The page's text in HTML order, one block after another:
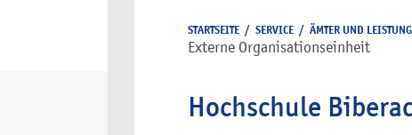
STARTSEITE / SERVICE / ÄMTER UND
Externe Organisationseinheit
Hochschule